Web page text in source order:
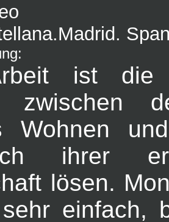
ist die
zwischen
Wohnen
ihrer
lösen.
sehr einfach,